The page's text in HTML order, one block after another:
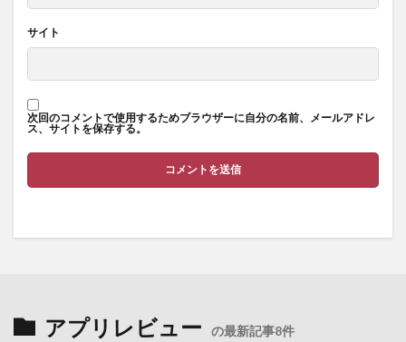
サイト
次回のコメントで使用するためブラウザーに自分の名前、メールアドレ
ス、サイトを保存する。
アプリレビュー の最新記事8件